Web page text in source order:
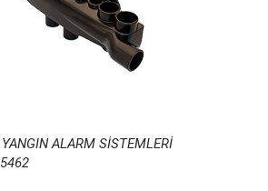
YANGIN ALARM SİSTEMLERİ
5462